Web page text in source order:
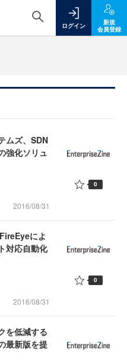
ログイン
新規
会員登録
ムズ、SDN
強化ソリュ
2016/08/31
0
によ
対応自動化
2016/08/31
0
を低減する
最新版を提